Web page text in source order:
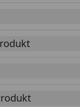
(kein
- all
senkt die
der Akku-Serie
das heißt, dass
einfach gegen